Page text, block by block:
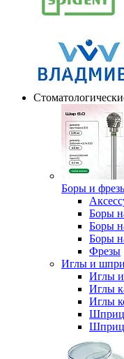
Боры и
Боры
Боры
Боры
Фрезы
Иглы и
Иглы
Иглы
Иглы